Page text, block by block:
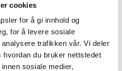
cookies
for å gi innhold og
for å levere sosiale
trafikken vår. Vi deler
du bruker nettstedet
sosiale medier,
Rik sjokoladedrikk lett
10x14g
Pris
kr 58,81 /eske